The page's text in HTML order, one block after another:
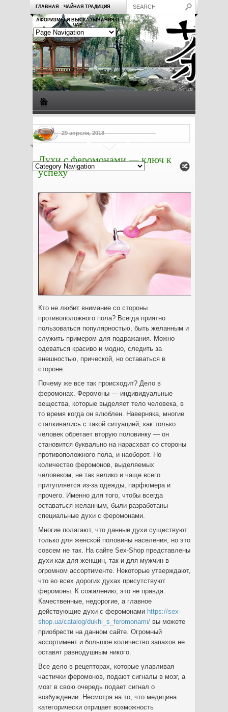
ГЛАВНАЯ ЧАЙНАЯ ТРАДИЦИЯ
АФОРИЗМЫ И ВЫСКАЗЫВАНИЯ О
ЧАЕ
Рецепты с чаем Полезные свойства чая
29 апреля, 2018
Духи с феромонами — ключ к
успеху
Кто не любит внимание со стороны
противоположного пола? Всегда приятно
пользоваться популярностью, быть желанным и
служить примером для подражания. Можно
одеваться красиво и модно, следить за
внешностью, прической, но оставаться в
стороне.
Почему же все так происходит? Дело в
феромонах. Феромоны — индивидуальные
вещества, которые выделяет тело человека, в
то время когда он влюблен. Наверняка, многие
сталкивались с такой ситуацией, как только
человек обретает вторую половинку — он
становится буквально на нарасхват со стороны
противоположного пола, и наоборот. Но
количество феромонов, выделяемых
человеком, не так велико и чаще всего
притупляется из-за одежды, парфюмера и
прочего. Именно для того, чтобы всегда
оставаться желанным, были разработаны
специальные духи с феромонами.
Многие полагают, что данные духи существуют
только для женской половины населения, но это
совсем не так. На сайте Sex-Shop представлены
духи как для женщин, так и для мужчин в
огромном ассортименте. Некоторые утверждают,
что во всех дорогих духах присутствуют
феромоны. К сожалению, это не правда.
Качественные, недорогие, а главное
действующие духи с феромонами https://sex-
shop.ua/catalog/dukhi_s_feromonami/ вы можете
приобрести на данном сайте. Огромный
ассортимент и большое количество запахов не
оставят равнодушным никого.
Все дело в рецепторах, которые улавливая
частички феромонов, подают сигналы в мозг, а
мозг в свою очередь подает сигнал о
возбуждении. Несмотря на то, что медицина
категорически отрицает возможность